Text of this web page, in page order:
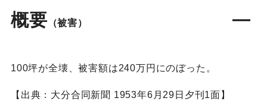
概要 （被害）
100坪が全壊、被害額は240万円にのぼった。
【出典：大分合同新聞 1953年6月29日夕刊1面】